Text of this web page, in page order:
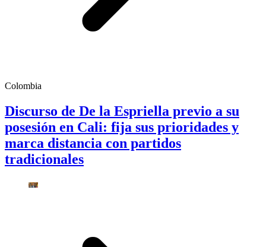
Colombia
Discurso de De la Espriella previo a su
posesión en Cali: fija sus prioridades y
marca distancia con partidos
tradicionales